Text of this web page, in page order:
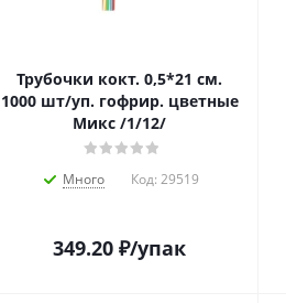
Трубочки кокт. 0,5*21 см.
1000 шт/уп. гофрир. цветные
Микс /1/12/
Много Код: 29519
349.20 ₽/упак